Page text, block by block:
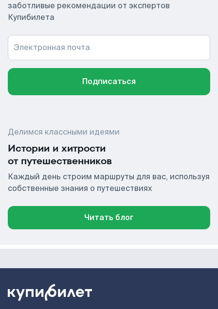
заботливые рекомендации от экспертов
Купибилета
Электронная почта
Подписаться
Делимся классными идеями
Истории и хитрости
от путешественников
Каждый день строим маршруты для вас, используя
собственные знания о путешествиях
Читать блог